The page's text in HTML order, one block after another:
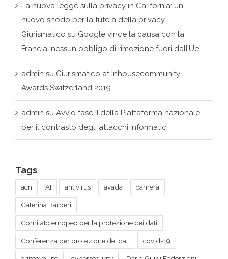
Francia: nessun obbligo di rimozione fuori dall’Ue
adminsuGiurismatico at Inhousecommunity
Awards Switzerland 2019
admin su Avvio fase II della Piattaforma nazionale
per il contrasto degli attacchi informatici
Tags
Comitato europeo per la protezione dei dati
Conferenza per protezione dei dati
criptovalute cybersecurity Dario Guidi Federzioni
data economy Data Governance Act DeepMind
demo digital art estrazione di energia dal plasma